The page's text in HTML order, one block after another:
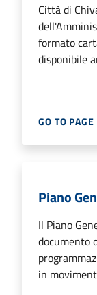
Città di
formato
disponibile
GO TO PAGE
Piano
Il Piano
documento
in